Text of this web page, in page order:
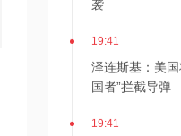
19:41
泽连斯基：美
国者”拦截导弹
19:41